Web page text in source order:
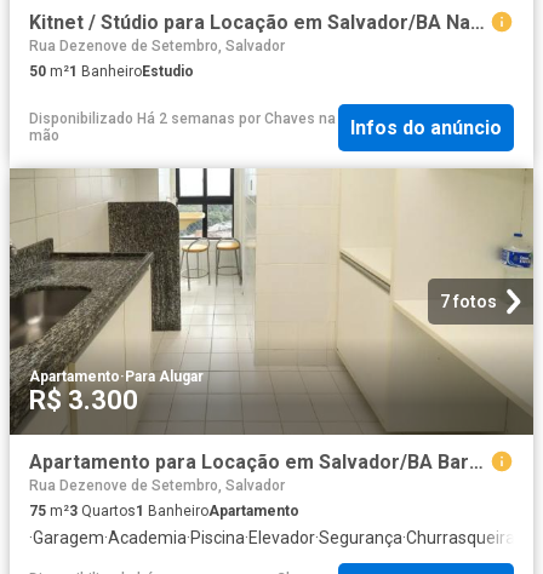
Kitnet / Stúdio para Locação em Salvador/BA Nazaré
Rua Dezenove de Setembro, Salvador
50 m²1 BanheiroEstudio
Disponibilizado Há 2 semanas por Chaves na
mão
Infos do anúncio
7 fotos
Apartamento· Para Alugar
R$ 3.300
Apartamento para Locação em Salvador/BA Barbalho 3 Quartos
Rua Dezenove de Setembro, Salvador
75 m²3 Quartos1 BanheiroApartamento
·Garagem·Academia·Piscina·Elevador·Segurança·Churrasqueira